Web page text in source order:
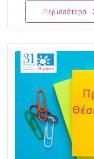
Περισσότερα